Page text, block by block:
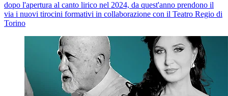
dopo l'apertura al canto lirico nel 2024, da quest'anno prendono il
via i nuovi tirocini formativi in collaborazione con il Teatro Regio di
Torino